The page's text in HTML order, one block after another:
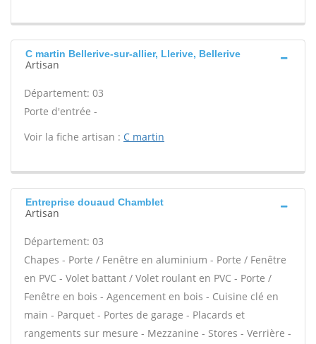
C martin Bellerive-sur-allier, Llerive, Bellerive
Artisan
Département: 03
Porte d'entrée -
Voir la fiche artisan : C martin
Entreprise douaud Chamblet
Artisan
Département: 03
Chapes - Porte / Fenêtre en aluminium - Porte / Fenêtre
en PVC - Volet battant / Volet roulant en PVC - Porte /
Fenêtre en bois - Agencement en bois - Cuisine clé en
main - Parquet - Portes de garage - Placards et
rangements sur mesure - Mezzanine - Stores - Verrière -